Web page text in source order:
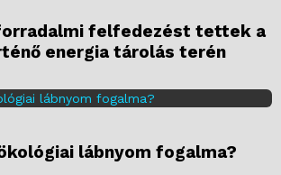
felfedezést tettek a
energia tárolás terén
lábnyom fogalma?